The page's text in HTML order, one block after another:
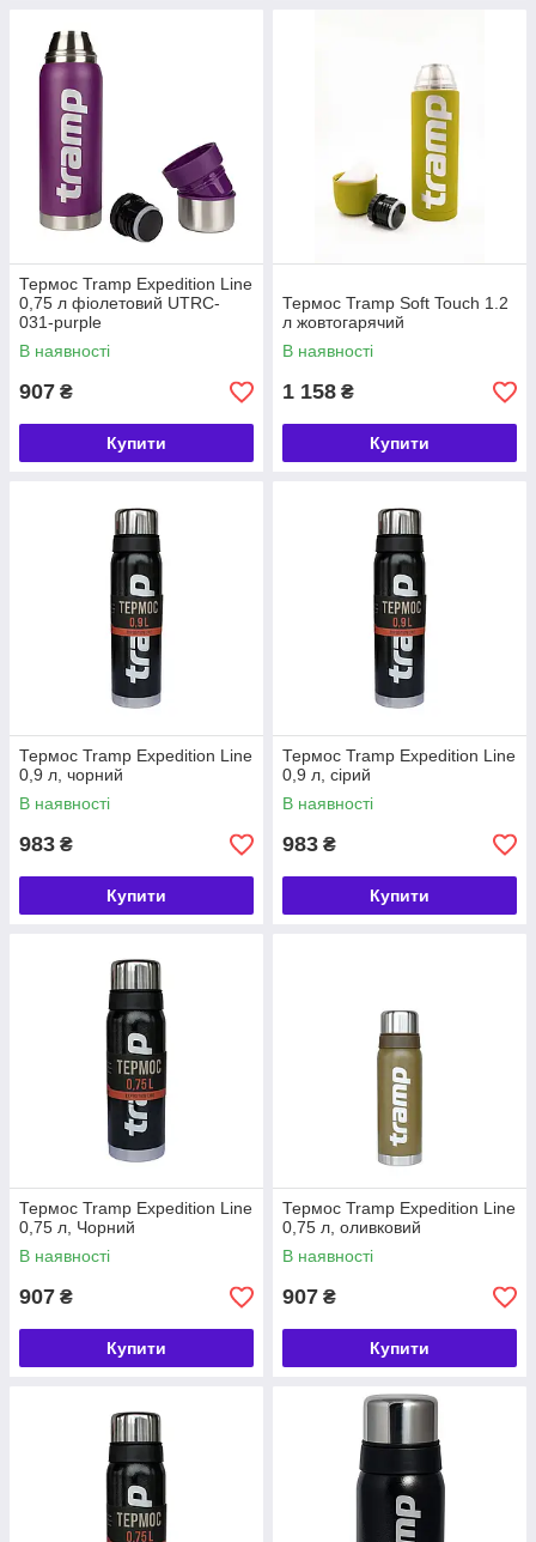
Термос Tramp Expedition Line
0,75 л фіолетовий UTRC-
031-purple
В наявності
907 ₴
Купити
Термос Tramp Soft Touch 1.2
л жовтогарячий
В наявності
1 158 ₴
Купити
Термос Tramp Expedition Line
0,9 л, чорний
В наявності
983 ₴
Купити
Термос Tramp Expedition Line
0,9 л, сірий
В наявності
983 ₴
Купити
Термос Tramp Expedition Line
0,75 л, Чорний
В наявності
907 ₴
Купити
Термос Tramp Expedition Line
0,75 л, оливковий
В наявності
907 ₴
Купити